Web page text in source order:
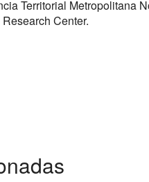
Territorial Metropolitana
Center.